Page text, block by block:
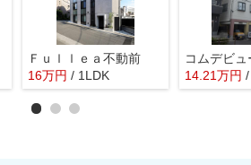
Ｆｕｌｌｅａ不動前
16万円 / 1LDK
コムデビュ
14.21万円